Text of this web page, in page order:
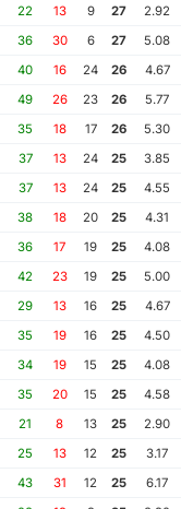
22 13 9 27
2.92
36 30 6 27
5.08
40 16 24 26
4.67
49 26 23 26
5.77
35 18 17 26
5.30
37 13 24 25
3.85
37 13 24 25
4.55
38 18 20 25
4.31
36 17 19 25
4.08
42 23 19 25
5.00
29 13 16 25
4.67
35 19 16 25
4.50
34 19 15 25
4.08
35 20 15 25
4.58
21 8 13 25
2.90
II
25 13 12 25
3.17
43 31 12 25
6.17